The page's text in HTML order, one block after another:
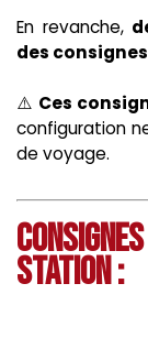
En revanche,
des
⚠️ Ces
configuration
de voyage.
station :